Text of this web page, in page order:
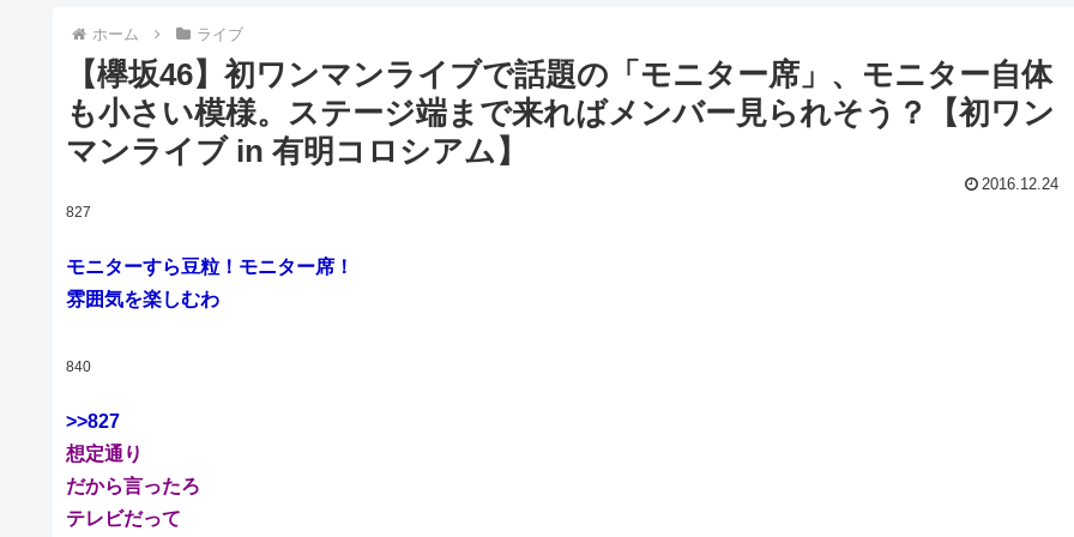
ホーム ライブ
【欅坂46】初ワンマンライブで話題の「モニター席」、モニター自体
も小さい模様。ステージ端まで来ればメンバー見られそう？【初ワン
マンライブ in 有明コロシアム】
2016.12.24
827
モニターすら豆粒！モニター席！
雰囲気を楽しむわ
840
>>827
想定通り
だから言ったろ
テレビだって